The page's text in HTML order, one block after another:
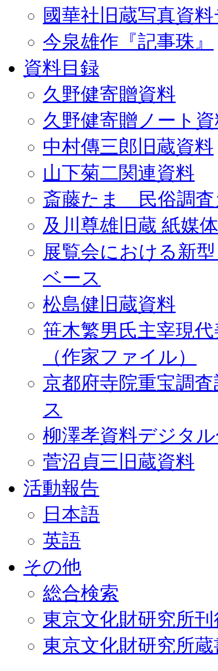
國華社旧蔵写真資
今泉雄作『記事珠』
資料目録
久野健寄贈資料
久野健寄贈ノート
中村傳三郎旧蔵資料
山下菊二関連資料
斎藤たま 民俗調査
及川尊雄旧蔵 紙媒
展覧会における新
ベース
松島健旧蔵資料
笹木繁男氏主宰現
（作家ファイル）
京都府寺院重宝調
ス
柳澤孝資料デジタ
菅沼貞三旧蔵資料
活動報告
日本語
英語
その他
総合検索
東京文化財研究所
東京文化財研究所